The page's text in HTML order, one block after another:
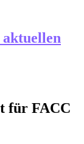
für FACC